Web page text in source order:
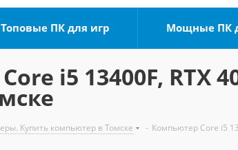
Топовые ПК для игр Мощные ПК
i5 13400F, RTX
Купить компьютер в Томске - Компьютер Core i5